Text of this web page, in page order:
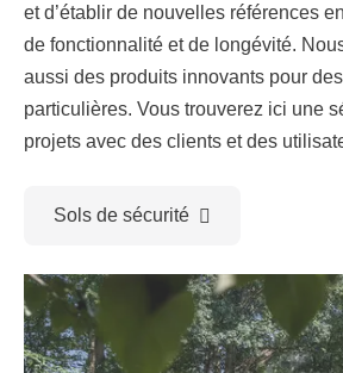
et d’établir de nouvelles références
de fonctionnalité et de longévité.
aussi des produits innovants pour
particulières. Vous trouverez ici une
projets avec des clients et des
Sols de sécurité